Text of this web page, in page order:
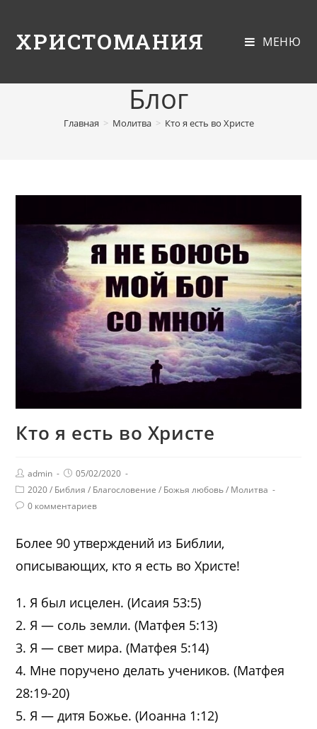
ХРИСТОМАНИЯ МЕНЮ
Блог
Главная > Молитва > Кто я есть во Христе
Кто я есть во Христе
admin
05/02/2020
2020 / Библия / Благословение / Божья любовь / Молитва
0 комментариев
Более 90 утверждений из Библии,
описывающих, кто я есть во Христе!
1. Я был исцелен. (Исаия 53:5)
2. Я — соль земли. (Матфея 5:13)
3. Я — свет мира. (Матфея 5:14)
4. Мне поручено делать учеников. (Матфея
28:19-20)
5. Я — дитя Божье. (Иоанна 1:12)